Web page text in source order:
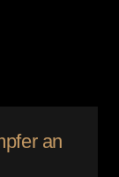
an